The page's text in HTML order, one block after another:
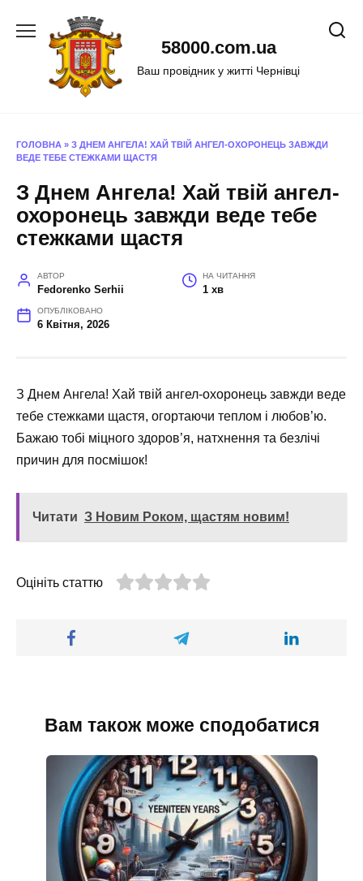
58000.com.ua
Ваш провідник у житті Чернівці
ГОЛОВНА » З ДНЕМ АНГЕЛА! ХАЙ ТВІЙ АНГЕЛ-ОХОРОНЕЦЬ ЗАВЖДИ
ВЕДЕ ТЕБЕ СТЕЖКАМИ ЩАСТЯ
З Днем Ангела! Хай твій ангел-
охоронець завжди веде тебе
стежками щастя
АВТОР
Fedorenko Serhii
НА ЧИТАННЯ
1 хв
ОПУБЛІКОВАНО
6 Квітня, 2026
З Днем Ангела! Хай твій ангел-охоронець завжди веде
тебе стежками щастя, огортаючи теплом і любов’ю.
Бажаю тобі міцного здоров’я, натхнення та безлічі
причин для посмішок!
Читати З Новим Роком, щастям новим!
Оцініть статтю
Вам також може сподобатися